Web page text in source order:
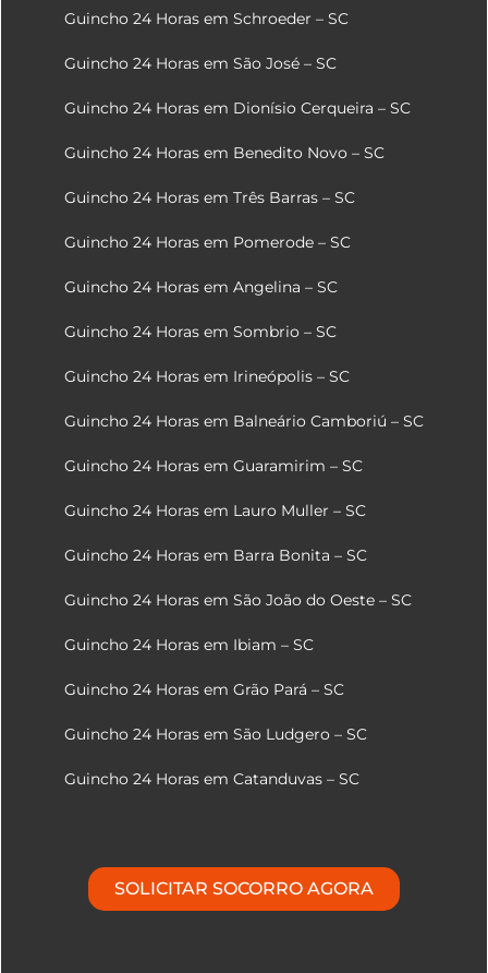
Guincho 24 Horas em Schroeder – SC
Guincho 24 Horas em São José – SC
Guincho 24 Horas em Dionísio Cerqueira – SC
Guincho 24 Horas em Benedito Novo – SC
Guincho 24 Horas em Três Barras – SC
Guincho 24 Horas em Pomerode – SC
Guincho 24 Horas em Angelina – SC
Guincho 24 Horas em Sombrio – SC
Guincho 24 Horas em Irineópolis – SC
Guincho 24 Horas em Balneário Camboriú – SC
Guincho 24 Horas em Guaramirim – SC
Guincho 24 Horas em Lauro Muller – SC
Guincho 24 Horas em Barra Bonita – SC
Guincho 24 Horas em São João do Oeste – SC
Guincho 24 Horas em Ibiam – SC
Guincho 24 Horas em Grão Pará – SC
Guincho 24 Horas em São Ludgero – SC
Guincho 24 Horas em Catanduvas – SC
SOLICITAR SOCORRO AGORA